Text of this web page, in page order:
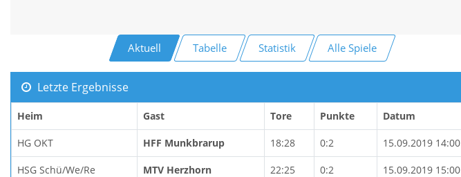
Aktuell Tabelle Statistik Alle Spiele
Letzte Ergebnisse
Heim Gast Tore Punkte Datum
HG OKT HFF Munkbrarup 18:28 0:2 15.09.2019 14:00
HSG Schü/We/Re MTV Herzhorn 22:25 0:2 15.09.2019 15:00